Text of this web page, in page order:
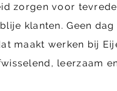
zorgen voor
klanten. Geen dag
maakt werken bij
leerzaam